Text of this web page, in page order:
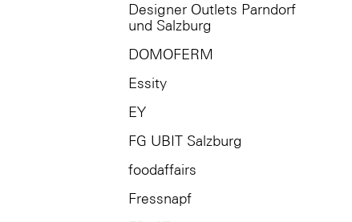
Designer Outlets Parndorf
und Salzburg
DOMOFERM
Essity
EY
FG UBIT Salzburg
foodaffairs
Fressnapf